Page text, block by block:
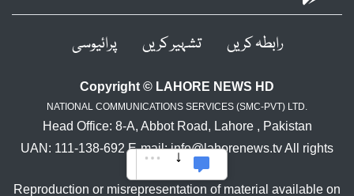
رابطہ کریں تشہیر کریں پرائیوسی
Copyright © LAHORE NEWS HD
NATIONAL COMMUNICATIONS SERVICES (SMC-PVT) LTD.
Head Office: 8-A, Abbot Road, Lahore , Pakistan
UAN: 111-138-692 E-mail: info@lahorenews.tv All rights
reserved.
Reproduction or misrepresentation of material available on